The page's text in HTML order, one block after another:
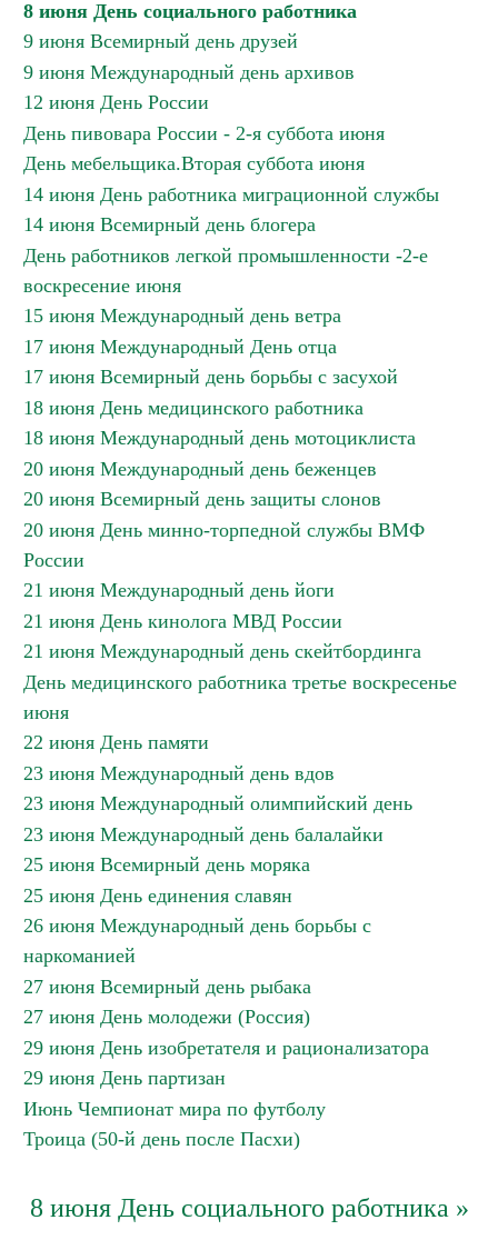
8 июня День социального работника
9 июня Всемирный день друзей
9 июня Международный день архивов
12 июня День России
День пивовара России - 2-я суббота июня
День мебельщика.Вторая суббота июня
14 июня День работника миграционной службы
14 июня Всемирный день блогера
День работников легкой промышленности -2-е
воскресение июня
15 июня Международный день ветра
17 июня Международный День отца
17 июня Всемирный день борьбы с засухой
18 июня День медицинского работника
18 июня Международный день мотоциклиста
20 июня Международный день беженцев
20 июня Всемирный день защиты слонов
20 июня День минно-торпедной службы ВМФ
России
21 июня Международный день йоги
21 июня День кинолога МВД России
21 июня Международный день скейтбординга
День медицинского работника третье воскресенье
июня
22 июня День памяти
23 июня Международный день вдов
23 июня Международный олимпийский день
23 июня Международный день балалайки
25 июня Всемирный день моряка
25 июня День единения славян
26 июня Международный день борьбы с
наркоманией
27 июня Всемирный день рыбака
27 июня День молодежи (Россия)
29 июня День изобретателя и рационализатора
29 июня День партизан
Июнь Чемпионат мира по футболу
Троица (50-й день после Пасхи)
8 июня День социального работника »